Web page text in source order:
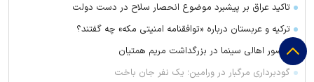
تاکید عراق بر پیشبرد موضوع انحصار سلاح در دست دولت
ترکیه و عربستان درباره «توافقنامه امنیتی مکه» چه گفتند؟
حضور اهالی سینما در بزرگداشت مریم همتیان
گودبرداری مرگبار در ورامین؛ یک نفر جان باخت